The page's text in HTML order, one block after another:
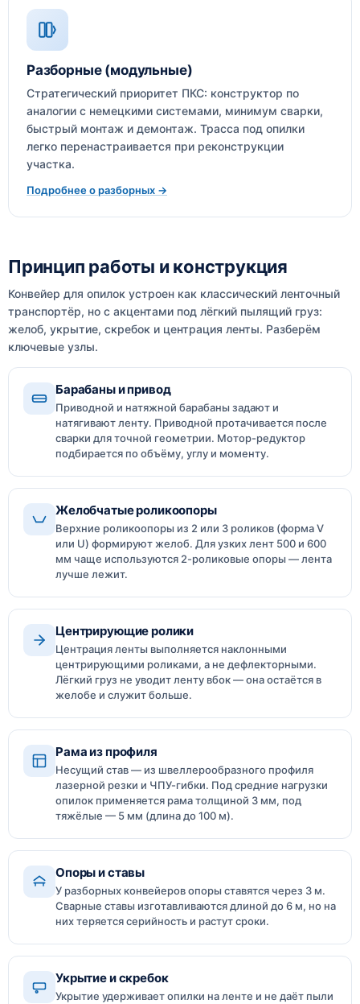
Разборные (модульные)
Стратегический приоритет ПКС: конструктор по
аналогии с немецкими системами, минимум сварки,
быстрый монтаж и демонтаж. Трасса под опилки
легко перенастраивается при реконструкции
участка.
Подробнее о разборных →
Принцип работы и конструкция
Конвейер для опилок устроен как классический ленточный
транспортёр, но с акцентами под лёгкий пылящий груз:
желоб, укрытие, скребок и центрация ленты. Разберём
ключевые узлы.
Барабаны и привод
Приводной и натяжной барабаны задают и
натягивают ленту. Приводной протачивается после
сварки для точной геометрии. Мотор-редуктор
подбирается по объёму, углу и моменту.
Желобчатые роликоопоры
Верхние роликоопоры из 2 или 3 роликов (форма V
или U) формируют желоб. Для узких лент 500 и 600
мм чаще используются 2-роликовые опоры — лента
лучше лежит.
Центрирующие ролики
Центрация ленты выполняется наклонными
центрирующими роликами, а не дефлекторными.
Лёгкий груз не уводит ленту вбок — она остаётся в
желобе и служит больше.
Рама из профиля
Несущий став — из швеллерообразного профиля
лазерной резки и ЧПУ-гибки. Под средние нагрузки
опилок применяется рама толщиной 3 мм, под
тяжёлые — 5 мм (длина до 100 м).
Опоры и ставы
У разборных конвейеров опоры ставятся через 3 м.
Сварные ставы изготавливаются длиной до 6 м, но на
них теряется серийность и растут сроки.
Укрытие и скребок
Укрытие удерживает опилки на ленте и не даёт пыли